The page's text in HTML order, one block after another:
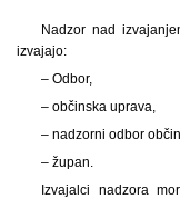
Nadzor nad
izvajajo:
– Odbor,
– občinska uprava,
– nadzorni odbor
– župan.
Izvajalci nadzora